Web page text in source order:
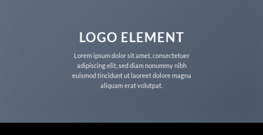
LOGO ELEMENT
Lorem ipsum dolor sit amet, consectetuer
adipiscing elit, sed diam nonummy nibh
euismod tincidunt ut laoreet dolore magna
aliquam erat volutpat.